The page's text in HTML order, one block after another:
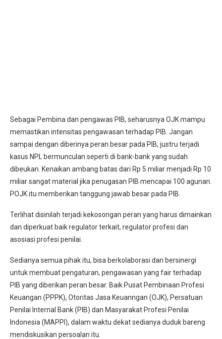
Sebagai Pembina dan pengawas PIB, seharusnya OJK mampu
memastikan intensitas pengawasan terhadap PIB. Jangan
sampai dengan diberinya peran besar pada PIB, justru terjadi
kasus NPL bermunculan seperti di bank-bank yang sudah
dibeukan. Kenaikan ambang batas dari Rp 5 miliar menjadi Rp 10
miliar sangat material jika penugasan PIB mencapai 100 agunan.
POJK itu memberikan tanggung jawab besar pada PIB.
Terlihat disinilah terjadi kekosongan peran yang harus dimainkan
dan diperkuat baik regulator terkait, regulator profesi dan
asosiasi profesi penilai.
Sedianya semua pihak itu, bisa berkolaborasi dan bersinergi
untuk membuat pengaturan, pengawasan yang fair terhadap
PIB yang diberikan peran besar. Baik Pusat Pembinaan Profesi
Keuangan (PPPK), Otoritas Jasa Keuanngan (OJK), Persatuan
Penilai Internal Bank (PIB) dan Masyarakat Profesi Penilai
Indonesia (MAPPI), dalam waktu dekat sedianya duduk bareng
mendiskusikan persoalan itu.